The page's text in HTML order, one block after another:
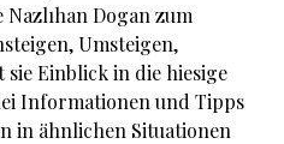
Dogan zum
Umsteigen,
Einblick in die hiesige
Informationen und Tipps
in ähnlichen Situationen